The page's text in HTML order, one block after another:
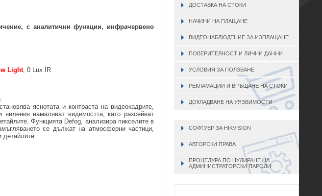
, с аналитични функции, инфрачервено
Light, 0 Lux IR
яснотата и контраста на видеокадрите,
намаляват видимостта, като разсейват
Функцията Defog, анализира пикселите в
се дължат на атмосферни частици,
детайлите.
ДОСТАВКА НА СТОКИ
НАЧИНИ НА ПЛАЩАНЕ
ВИДЕОНАБЛЮДЕНИЕ ЗА ИЗПЛАЩАНЕ
ПОВЕРИТЕЛНОСТ И ЛИЧНИ ДАННИ
УСЛОВИЯ ЗА ПОЛЗВАНЕ
РЕКЛАМАЦИИ И ВРЪЩАНЕ НА СТОКИ
ДОКЛАДВАНЕ НА УЯЗВИМОСТИ
СОФТУЕР ЗА HIKVISION
АВТОРСКИ ПРАВА
ПРОЦЕДУРА ПО НУЛИРАНЕ НА
АДМИНИСТРАТОРСКИ ПАРОЛИ